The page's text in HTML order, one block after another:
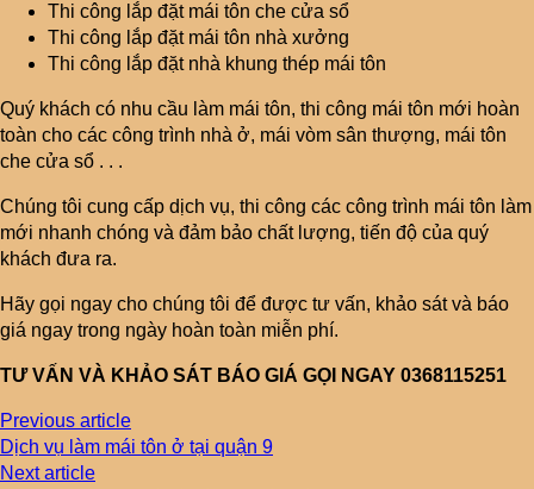
Thi công lắp đặt mái tôn che cửa sổ
Thi công lắp đặt mái tôn nhà xưởng
Thi công lắp đặt nhà khung thép mái tôn
Quý khách có nhu cầu làm mái tôn, thi công mái tôn mới hoàn
toàn cho các công trình nhà ở, mái vòm sân thượng, mái tôn
che cửa sổ . . .
Chúng tôi cung cấp dịch vụ, thi công các công trình mái tôn làm
mới nhanh chóng và đảm bảo chất lượng, tiến độ của quý
khách đưa ra.
Hãy gọi ngay cho chúng tôi để được tư vấn, khảo sát và báo
giá ngay trong ngày hoàn toàn miễn phí.
TƯ VẤN VÀ KHẢO SÁT BÁO GIÁ GỌI NGAY 0368115251
Previous article
Dịch vụ làm mái tôn ở tại quận 9
Next article